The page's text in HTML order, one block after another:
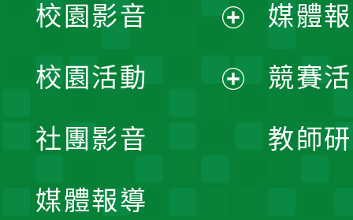
媒體
競賽
教師
校園影音
開
校園活動
社團影音
媒體報導